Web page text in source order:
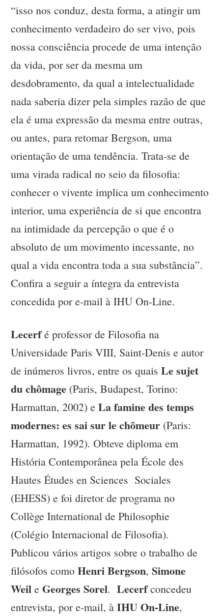
“isso nos conduz, desta forma, a atingir um
conhecimento verdadeiro do ser vivo, pois
nossa consciência procede de uma intenção
da vida, por ser da mesma um
desdobramento, da qual a intelectualidade
nada saberia dizer pela simples razão de que
ela é uma expressão da mesma entre outras,
ou antes, para retomar Bergson, uma
orientação de uma tendência. Trata-se de
uma virada radical no seio da filosofia:
conhecer o vivente implica um conhecimento
interior, uma experiência de si que encontra
na intimidade da percepção o que é o
absoluto de um movimento incessante, no
qual a vida encontra toda a sua substância”.
Confira a seguir a íntegra da entrevista
concedida por e-mail à IHU On-Line.
Lecerfé professor de Filosofia na
Universidade Paris VIII, Saint-Denis e autor
de inúmeros livros, entre os quaisLe sujet
du chômage (Paris, Budapest, Torino:
Harmattan, 2002) eLa famine des temps
modernes: es sai sur le chômeur (Paris:
Harmattan, 1992). Obteve diploma em
História Contemporânea pela École des
Hautes Études en Sciences Sociales
(EHESS) e foi diretor de programa no
Collège International de Philosophie
(Colégio Internacional de Filosofia).
Publicou vários artigos sobre o trabalho de
filósofos comoHenri Bergson,Simone
Weil eGeorges Sorel.Lecerfconcedeu
entrevista, por e-mail, àIHU On-Line,